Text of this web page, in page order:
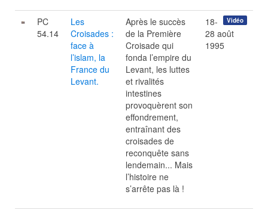
PC
54.14
Les
Croisades :
face à
l’islam, la
France du
Levant.
Après le succès
de la Première
Croisade qui
fonda l’empire du
Levant, les luttes
et rivalités
intestines
provoquèrent son
effondrement,
entraînant des
croisades de
reconquête sans
lendemain... Mais
l’histoire ne
s’arrête pas là !
Vidéo
18-
28 août
1995